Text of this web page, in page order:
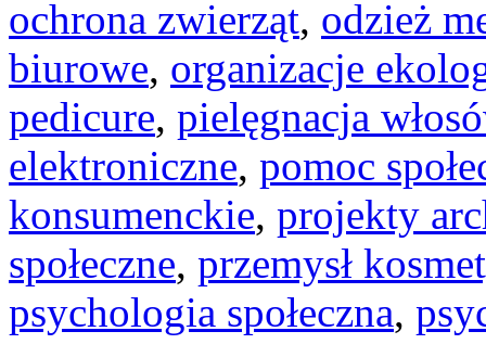
ochrona zwierząt, odzież
biurowe, organizacje
pedicure, pielęgnacja
elektroniczne, pomoc
konsumenckie, projekty
społeczne, przemysł
psychologia społeczna,